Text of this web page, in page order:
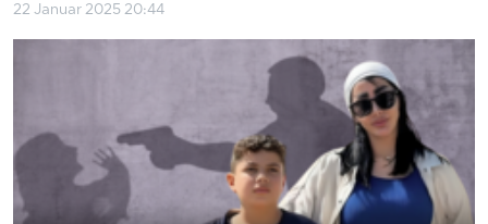
22 Januar 2025 20:44